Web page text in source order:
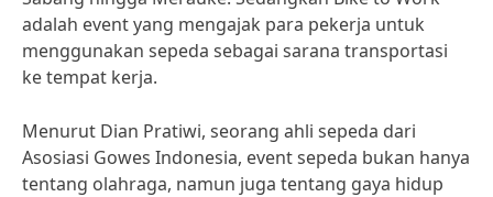
adalah event yang mengajak para pekerja untuk
menggunakan sepeda sebagai sarana transportasi
ke tempat kerja.
Menurut Dian Pratiwi, seorang ahli sepeda dari
Asosiasi Gowes Indonesia, event sepeda bukan hanya
tentang olahraga, namun juga tentang gaya hidup